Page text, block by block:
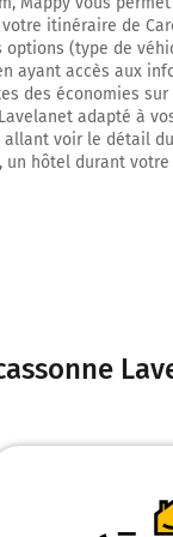
D18 (Route
km
légèrement à
km
km
km
itinéraire de
options (type de
ayant accès aux
des économies
adapté à
allant voir le détail
un hôtel durant